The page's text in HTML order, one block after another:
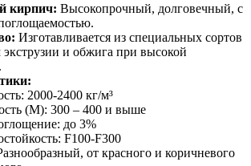
кирпич: Высокопрочный, долговечный, с
Изготавливается из специальных сортов
и обжига при высокой
2000-2400 кг/м³
(М): 300 – 400 и выше
до 3%
F100-F300
от красного и коричневого